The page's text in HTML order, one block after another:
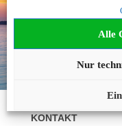
Alle
Nur
Wir
KONTAKT